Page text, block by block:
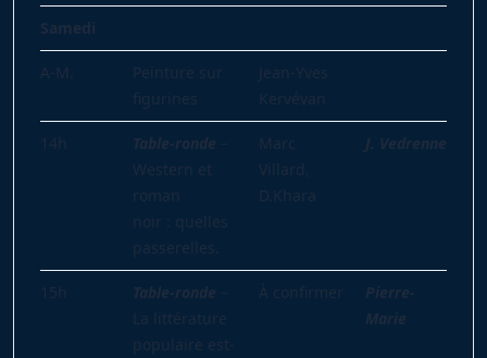
Samedi
A-M.
Peinture sur
figurines
Jean-Yves
Kervévan
14h Table-ronde
Western et
roman
noir : quelles
passerelles.
Marc
Villard,
D.Khara
J. Vedrenne
15h Table-ronde
La littérature
populaire est-
À confirmer
Pierre-
Marie